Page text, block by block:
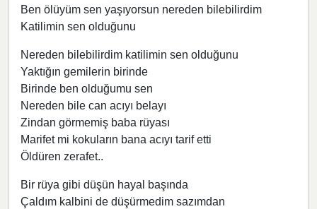
Ben ölüyüm sen yaşıyorsun nereden bilebilirdim
Katilimin sen olduğunu
Nereden bilebilirdim katilimin sen olduğunu
Yaktığın gemilerin birinde
Birinde ben olduğumu sen
Nereden bile can acıyı belayı
Zindan görmemiş baba rüyası
Marifet mi kokuların bana acıyı tarif etti
Öldüren zerafet..
Bir rüya gibi düşün hayal başında
Çaldım kalbini de düşürmedim sazımdan